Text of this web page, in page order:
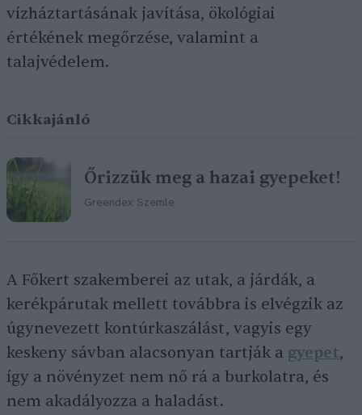
vízháztartásának javítása, ökológiai
értékének megőrzése, valamint a
talajvédelem.
Cikkajánló
Őrizzük meg a hazai gyepeket!
Greendex Szemle
A Főkert szakemberei az utak, a járdák, a
kerékpárutak mellett továbbra is elvégzik az
úgynevezett kontúrkaszálást, vagyis egy
keskeny sávban alacsonyan tartják a gyepet,
így a növényzet nem nő rá a burkolatra, és
nem akadályozza a haladást.